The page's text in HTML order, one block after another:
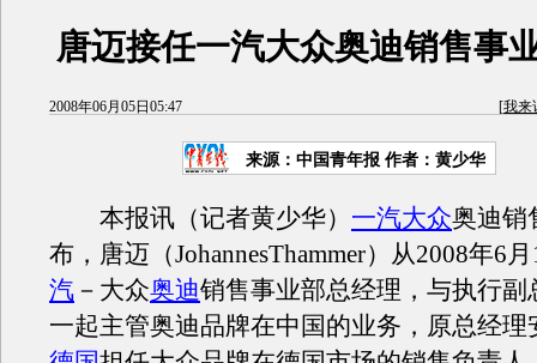
唐迈接任一汽大众奥迪销售事
2008年06月05日05:47 [我来
来源：中国青年报 作者：黄少华
本报讯（记者黄少华） 一汽大众奥迪销
布，唐迈（JohannesThammer）从2008年6
汽 －大众奥迪销售事业部总经理，与执行副
一起主管奥迪品牌在中国的业务，原总经理